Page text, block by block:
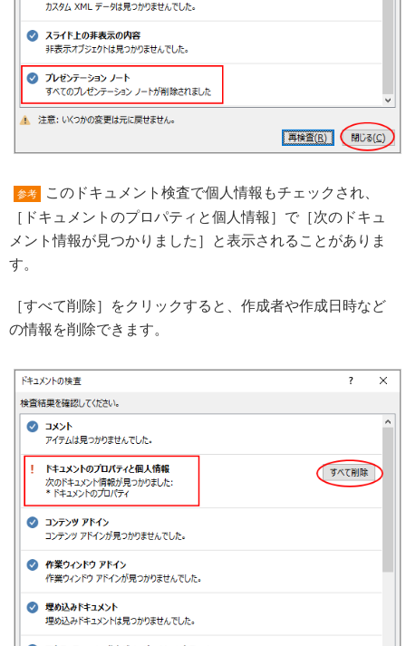
参考
このドキュメント検査で個人情報もチェックされ、
［ドキュメントのプロパティと個人情報］で［次のドキュ
メント情報が見つかりました］と表示されることがありま
す。
［すべて削除］をクリックすると、作成者や作成日時など
の情報を削除できます。